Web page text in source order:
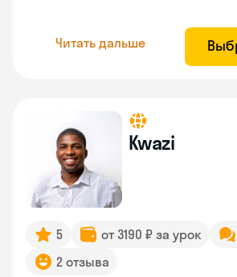
Читать дальше
Kwazi
5 от 3190 ₽ за урок
2 отзыва